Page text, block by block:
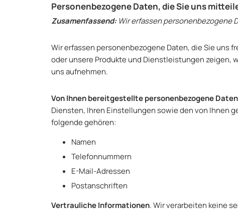
Personenbezogene Daten, die Sie uns
Zusamenfassend:Wir erfassen personenbezogene
Wir erfassen personenbezogene Daten, die Sie uns
oder unsere Produkte und Dienstleistungen zeigen,
uns aufnehmen.
Von Ihnen bereitgestellte personenbezogene
Diensten, Ihren Einstellungen sowie den von Ihnen
folgende gehören:
Namen
Telefonnummern
E-Mail-Adressen
Postanschriften
Vertrauliche Informationen. Wir verarbeiten keine